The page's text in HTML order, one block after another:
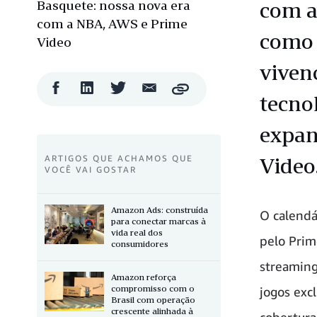
com
O
pelo
jogos
Basquete: nossa nova era
com a NBA, AWS e Prime
Video
CompartilharCompartilharCompartilharCompartilhar
Copy
ARTIGOS QUE ACHAMOS QUE
VOCÊ VAI GOSTAR
Amazon Ads: construída
para conectar marcas à
vida real dos
consumidores
Amazon reforça
compromisso com o
Brasil com operação
crescente alinhada à